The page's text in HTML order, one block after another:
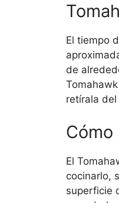
El tiempo
de
retírala
Cómo
El
cocinarlo,
superficie